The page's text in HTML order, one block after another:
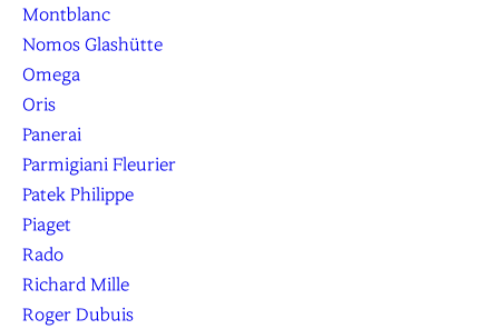
Montblanc
Nomos Glashütte
Omega
Oris
Panerai
Parmigiani Fleurier
Patek Philippe
Piaget
Rado
Richard Mille
Roger Dubuis